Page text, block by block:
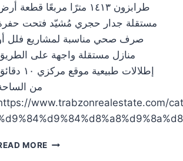
طرابزون ١٤١٣ مترًا مربعًا قطعة
مستقلة جدار حجري مُشيّد فتحت
صرف صحي مناسبة لمشاريع فلل
منازل مستقلة واجهة على
إطلالات طبيعية موقع مركزي
من
www.trabzonrealestate.com/
MORE أرض